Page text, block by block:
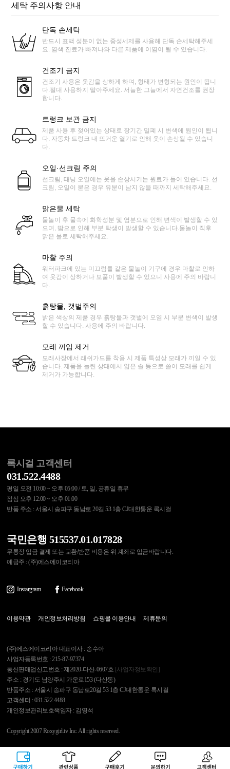
구매하기 관련상품 상품후기 문의하기 고객센터
세탁 주의사항 안내
단독 손세탁
반드시 표백 성분이 없는 중성세제를 사용해 단독 손세탁해주세
요. 염색 잔료가 빠져나와 다른 제품에 이염이 될 수 있습니다.
건조기 금지
건조기 사용은 옷감을 상하게 하며, 형태가 변형되는 원인이 됩니
다.절대 사용하지 말아주세요. 서늘한 그늘에서 자연건조를 권장
합니다.
트렁크 보관 금지
제품 사용 후 젖어있는 상태로 장기간 밀폐 시 변색에 원인이 됩니
다. 자동차 트렁크 내 뜨거운 열기로 인해 옷이 손상될 수 있습니
다.
오일·선크림 주의
선크림, 태닝 오일에는 옷을 손상시키는 원료가 들어 있습니다. 선
크림, 오일이 묻은 경우 유분이 남지 않을 때까지 세탁해주세요.
맑은물 세탁
물놀이 후 물속에 화학성분 및 염분으로 인해 변색이 발생할 수 있
으며, 땀으로 인해 부분 탁생이 발생할 수 있습니다.물놀이 직후
맑은 물로 세탁해주세요.
마찰 주의
워터파크에 있는 미끄럼틀 같은 물놀이 기구에 경우 마찰로 인하
여 옷감이 상하거나 보풀이 발생할 수 있으니 사용에 주의 바랍니
다.
흙탕물, 갯벌주의
밝은 색상의 제품 경우 흙탕물과 갯벌에 오염 시 부분 변색이 발생
할 수 있습니다. 사용에 주의 바랍니다.
모래 끼임 제거
모래사장에서 래쉬가드를 착용 시 제품 특성상 모래가 끼일 수 있
습니다. 제품을 늘린 상태에서 얇은 솔 등으로 쓸어 모래를 쉽게
제거가 가능합니다.
록시걸 고객센터
031.522.4488
평일 오전 10:00 ~ 오후 05:00 / 토, 일, 공휴일 휴무
점심 오후 12:00 ~ 오후 01:00
반품 주소 : 서울시 송파구 동남로 20길 53 1층 CJ대한통운 록시걸
국민은행 515537.01.017828
무통장 입금 결제 또는 교환/반품 비용은 위 계좌로 입금바랍니다.
예금주 : (주)에스에이코리아
Instargram Facebook
이용약관 개인정보처리방침 쇼핑몰 이용안내 제휴문의
(주)에스에이코리아 대표이사 : 송수아
사업자등록번호 : 215-87-97374
통신판매업신고번호 : 제2020-다산-0607호 [사업자정보확인]
주소 : 경기도 남양주시 가운로153 (다산동)
반품주소 : 서울시 송파구 동남로20길 53 1층 CJ대한통운 록시걸
고객센터 : 031.522.4488
개인정보관리보호책임자 : 김영석
Copyright 2007 Roxygirl.tv Inc. All rights reserved.
록시걸 PC Ver